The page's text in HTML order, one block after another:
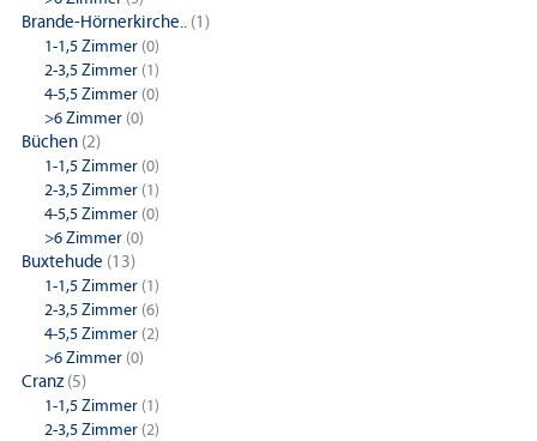
Brande-Hörnerkirche.. (1)
1-1,5 Zimmer (0)
2-3,5 Zimmer (1)
4-5,5 Zimmer (0)
>6 Zimmer (0)
Büchen (2)
1-1,5 Zimmer (0)
2-3,5 Zimmer (1)
4-5,5 Zimmer (0)
>6 Zimmer (0)
Buxtehude (13)
1-1,5 Zimmer (1)
2-3,5 Zimmer (6)
4-5,5 Zimmer (2)
>6 Zimmer (0)
Cranz(5)
1-1,5 Zimmer (1)
2-3,5 Zimmer (2)